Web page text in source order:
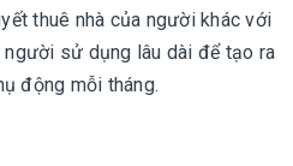
thuê nhà của người khác với
sử dụng lâu dài để tạo ra
động mỗi tháng.